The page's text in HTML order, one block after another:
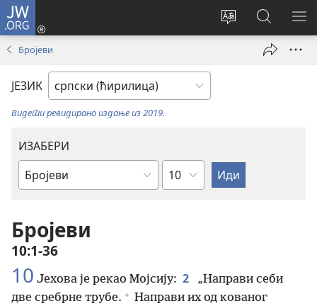
JW.ORG
Промени
Пријава
(отвара
Претрага
сајта
JW.ORG
Бројеви
ЈЕЗИК
Видети ревидирано издање из 2019.
ИЗАБЕРИ
Библијска
Поглавље
Бројеви
10:1-36
10 Јехова је рекао Мојсију: 2
„Направи себи
две сребрне трубе. + Направи их од кованог